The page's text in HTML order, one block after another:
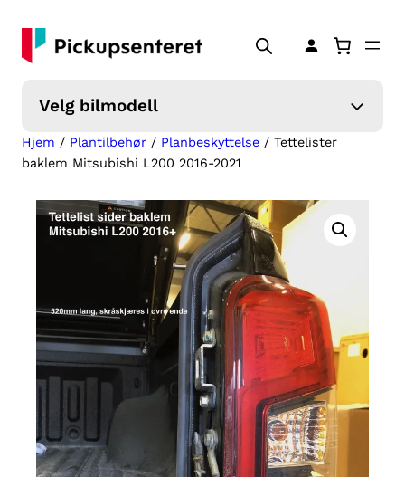
innhold
Velg bilmodell
Hjem / Plantilbehør / Planbeskyttelse / Tettelister
baklem Mitsubishi L200 2016-2021